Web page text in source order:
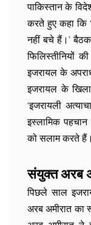
पाकिस्तान के
करते हुए कहा कि
नहीं बचे हैं।’ बैठक
फिलिस्तीनियों
इजरायल के
इजरायल के
‘इजरायली
इस्लामिक
को सलाम करते
संयुक्त अरब
पिछले साल
अरब अमीरात